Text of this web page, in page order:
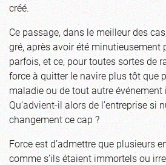
créé.
Ce passage, dans le meilleur des
gré, après avoir été minutieusement
parfois, et ce, pour toutes sortes de
force à quitter le navire plus tôt que
maladie ou de tout autre
Qu’advient-il alors de l’entreprise si
changement ce cap ?
Force est d’admettre que plusieurs
comme s’ils étaient immortels ou